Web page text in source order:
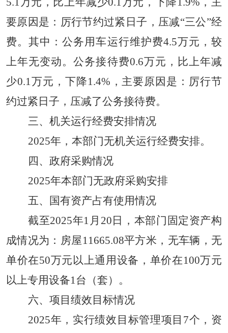
要原因是：厉行节约过紧日子，压减“三公”经
费。其中：公务用车运行维护费4.5万元，较
上年无变动。公务接待费0.6万元，比上年减
少0.1万元，下降1.4%，主要原因是：厉行节
约过紧日子，压减了公务接待费。
三、机关运行经费安排情况
2025年，本部门无机关运行经费安排。
四、 政府采购情况
2025年本部门无政府采购安排
五、
国有资产占有使用情况
截至2025年1月20日，本部门固定资产构
成情况为：房屋11665.08平方米，无车辆，无
单价在50万元以上通用设备，单价在100万元
以上专用设备1台（套）。
六、项目绩效目标情况
2025年，实行绩效目标管理项目7个，资